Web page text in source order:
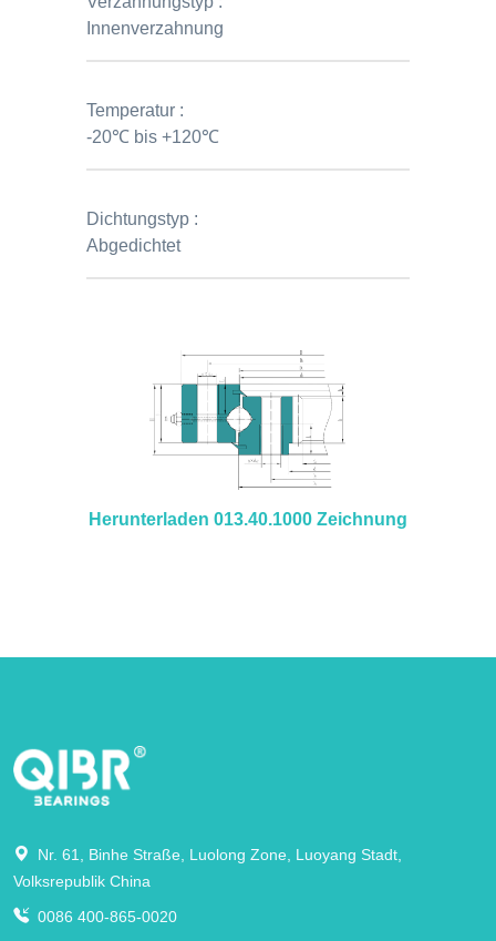
Innenverzahnung
Temperatur :
-20℃ bis +120℃
Dichtungstyp :
Abgedichtet
Herunterladen 013.40.1000 Zeichnung
Nr. 61, Binhe Straße, Luolong Zone, Luoyang Stadt,
Volksrepublik China
0086 400-865-0020